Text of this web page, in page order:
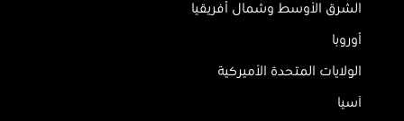
الشرق الأوسط وشمال أفريقيا
أوروبا
الولايات المتحدة الأميركية
آسيا